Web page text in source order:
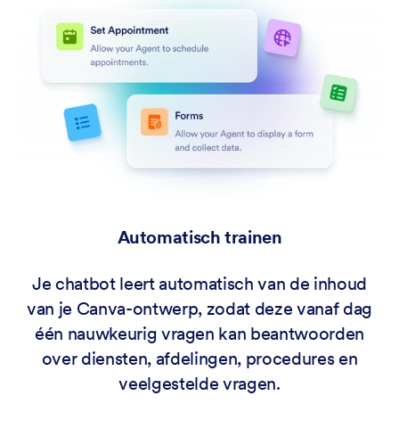
Automatisch trainen
Je chatbot leert automatisch van de inhoud
van je Canva-ontwerp, zodat deze vanaf dag
één nauwkeurig vragen kan beantwoorden
over diensten, afdelingen, procedures en
veelgestelde vragen.